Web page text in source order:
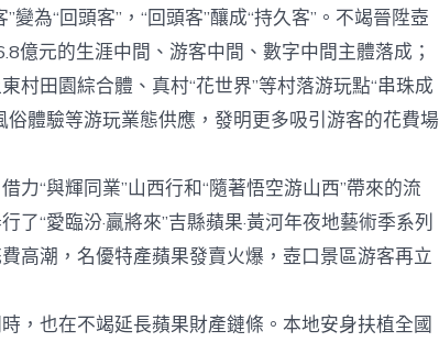
為“回頭客”，“回頭客”釀成“持久客”。不竭晉陞壺
億元的生涯中間、游客中間、數字中間主體落成；
村田園綜合體、真村“花世界”等村落游玩點“串珠成
體驗等游玩業態供應，發明更多吸引游客的花費場
“與輝同業”山西行和“隨著悟空游山西”帶來的流
“愛臨汾·贏將來”吉縣蘋果·黃河年夜地藝術季系列
高潮，名優特產蘋果發賣火爆，壺口景區游客再立
也在不竭延長蘋果財產鏈條。本地安身扶植全國